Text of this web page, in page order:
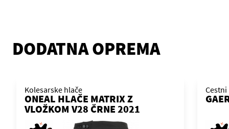
DODATNA OPREMA
Kolesarske hlače
ONEAL HLAČE MATRIX Z
VLOŽKOM V28 ČRNE 2021